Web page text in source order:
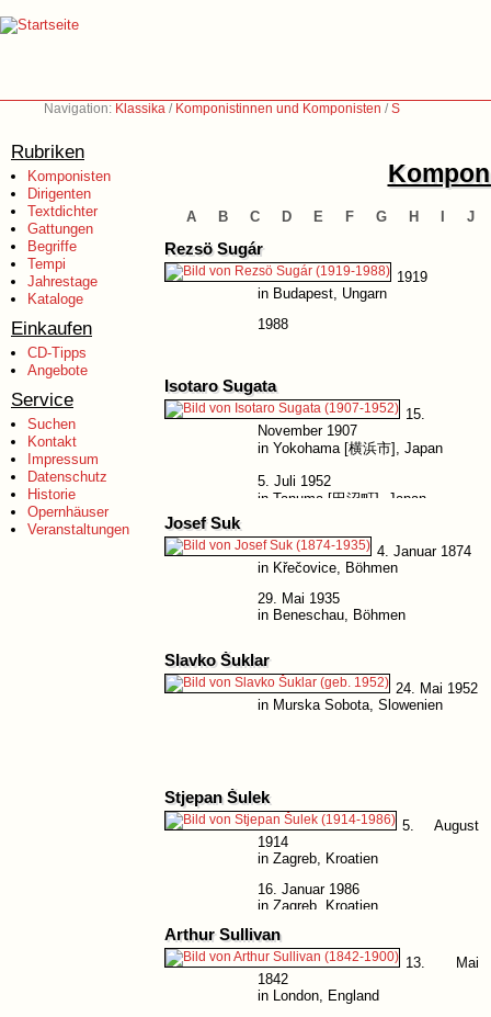
Navigation: Klassika / Komponistinnen und Komponisten /S
Rubriken
Komponisten
Dirigenten
Textdichter
Gattungen
Begriffe
Tempi
Jahrestage
Kataloge
Einkaufen
CD-Tipps
Angebote
Service
Suchen
Kontakt
Impressum
Datenschutz
Historie
Opernhäuser
Veranstaltungen
A B C D E F G H J
Rezsö Sugár
1919
in Budapest, Ungarn
1988
Isotaro Sugata
15.
November 1907
in Yokohama [横浜市], Japan
5. Juli 1952
in Tanuma [田沼町], Japan
Josef Suk
4. Januar 1874
in Křečovice, Böhmen
29. Mai 1935
in Beneschau, Böhmen
Slavko Šuklar
24. Mai 1952
in Murska Sobota, Slowenien
Stjepan Šulek
5. August
1914
in Zagreb, Kroatien
16. Januar 1986
in Zagreb, Kroatien
Arthur Sullivan
13. Mai
1842
in London, England